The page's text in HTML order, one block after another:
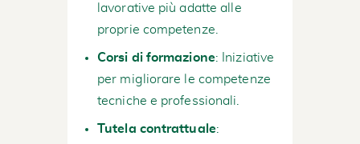
lavorative più adatte alle
proprie competenze.
Corsi di formazione: Iniziative
per migliorare le competenze
tecniche e professionali.
Tutela contrattuale: